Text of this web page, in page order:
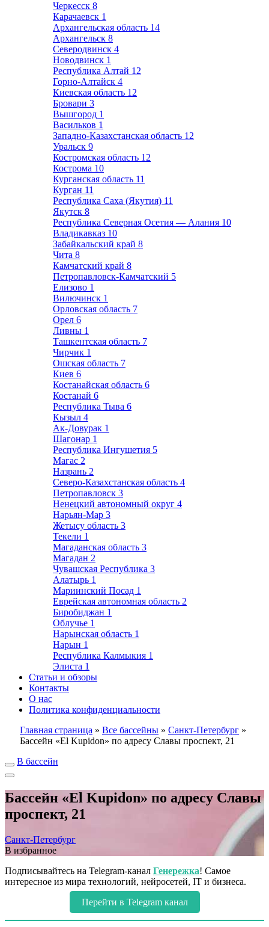
Черкесск 8
Карачаевск 1
Архангельская область 14
Архангельск 8
Северодвинск 4
Новодвинск 1
Республика Алтай 12
Горно-Алтайск 4
Киевская область 12
Бровари 3
Вышгород 1
Васильков 1
Западно-Казахстанская область 12
Уральск 9
Костромская область 12
Кострома 10
Курганская область 11
Курган 11
Республика Саха (Якутия) 11
Якутск 8
Республика Северная Осетия — Алания 10
Владикавказ 10
Забайкальский край 8
Чита 8
Камчатский край 8
Петропавловск-Камчатский 5
Елизово 1
Вилючинск 1
Орловская область 7
Орел 6
Ливны 1
Ташкентская область 7
Чирчик 1
Ошская область 7
Киев 6
Костанайская область 6
Костанай 6
Республика Тыва 6
Кызыл 4
Ак-Довурак 1
Шагонар 1
Республика Ингушетия 5
Магас 2
Назрань 2
Северо-Казахстанская область 4
Петропавловск 3
Ненецкий автономный округ 4
Нарьян-Мар 3
Жетысу область 3
Текели 1
Магаданская область 3
Магадан 2
Чувашская Республика 3
Алатырь 1
Мариинский Посад 1
Еврейская автономная область 2
Биробиджан 1
Облучье 1
Нарынская область 1
Нарын 1
Республика Калмыкия 1
Элиста 1
Статьи и обзоры
Контакты
О нас
Политика конфиденциальности
Главная страница » Все бассейны » Санкт-Петербург »
Бассейн «El Kupidon» по адресу Славы проспект, 21
В бассейн
Бассейн «El Kupidon» по адресу Славы
проспект, 21
Санкт-Петербург
В избранное
Подписывайтесь на Telegram-канал Генережка! Самое
интересное из мира технологий, нейросетей, IT и бизнеса.
Перейти в Telegram канал